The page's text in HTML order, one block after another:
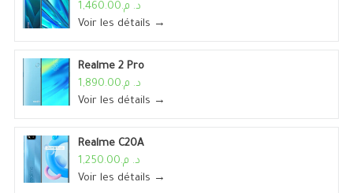
د. م.1,460.00
Voir les détails →
Realme 2 Pro
د. م.1,890.00
Voir les détails →
Realme C20A
د. م.1,250.00
Voir les détails →